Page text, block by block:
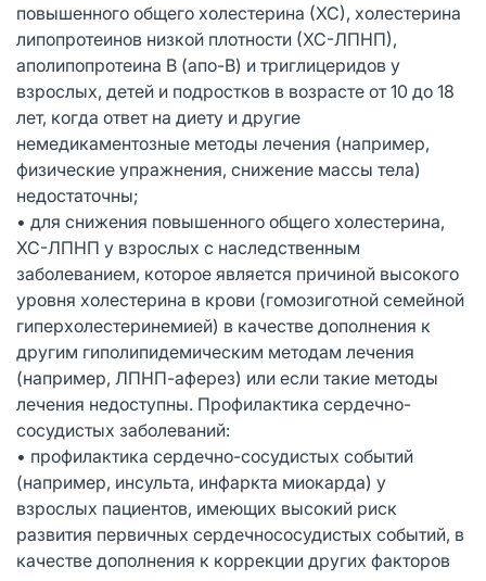
повышенного общего холестерина (ХС), холестерина
липопротеинов низкой плотности (ХС-ЛПНП),
аполипопротеина В (апо-В) и триглицеридов у
взрослых, детей и подростков в возрасте от 10 до 18
лет, когда ответ на диету и другие
немедикаментозные методы лечения (например,
физические упражнения, снижение массы тела)
недостаточны;
• для снижения повышенного общего холестерина,
ХС-ЛПНП у взрослых с наследственным
заболеванием, которое является причиной высокого
уровня холестерина в крови (гомозиготной семейной
гиперхолестеринемией) в качестве дополнения к
другим гиполипидемическим методам лечения
(например, ЛПНП-аферез) или если такие методы
лечения недоступны. Профилактика сердечно-
сосудистых заболеваний:
• профилактика сердечно-сосудистых событий
(например, инсульта, инфаркта миокарда) у
взрослых пациентов, имеющих высокий риск
развития первичных сердечнососудистых событий, в
качестве дополнения к коррекции других факторов